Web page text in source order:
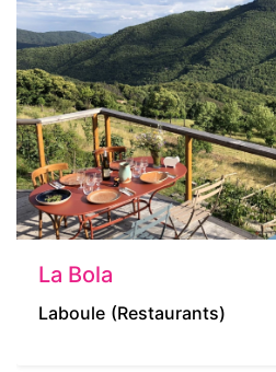
La Bola
Laboule (Restaurants)